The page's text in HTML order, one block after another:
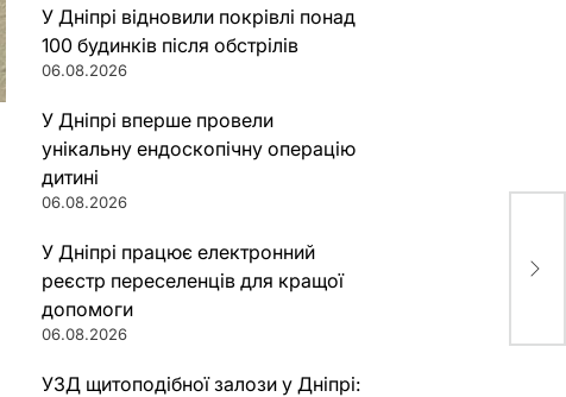
У Дніпрі відновили покрівлі понад
100 будинків після обстрілів
06.08.2026
У Дніпрі вперше провели
унікальну ендоскопічну операцію
дитині
06.08.2026
У Дніпрі працює електронний
реєстр переселенців для кращої
допомоги
06.08.2026
УЗД щитоподібної залози у Дніпрі: